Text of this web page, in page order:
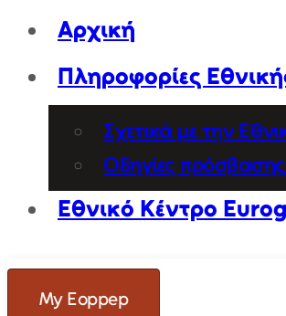
Αρχική
Πληροφορίες
Σχετικά με την
Οδηγίες
Εθνικό Κέντρο
My Eoppep